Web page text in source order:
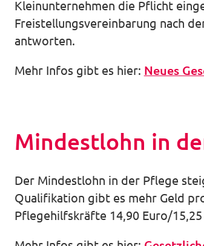
Kleinunternehmen die Pflicht
Freistellungsvereinbarung nach
antworten.
Mehr Infos gibt es hier: Neues
Mindestlohn in
Der Mindestlohn in der Pflege
Qualifikation gibt es mehr Geld
Pflegehilfskräfte 14,90 Euro/